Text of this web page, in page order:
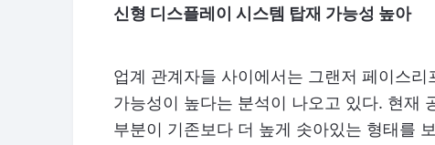
신형 디스플레이 시스템 탑재 가능성 높아
업계 관계자들 사이에서는 그랜저 페이스
가능성이 높다는 분석이 나오고 있다. 현재
부분이 기존보다 더 높게 솟아있는 형태를